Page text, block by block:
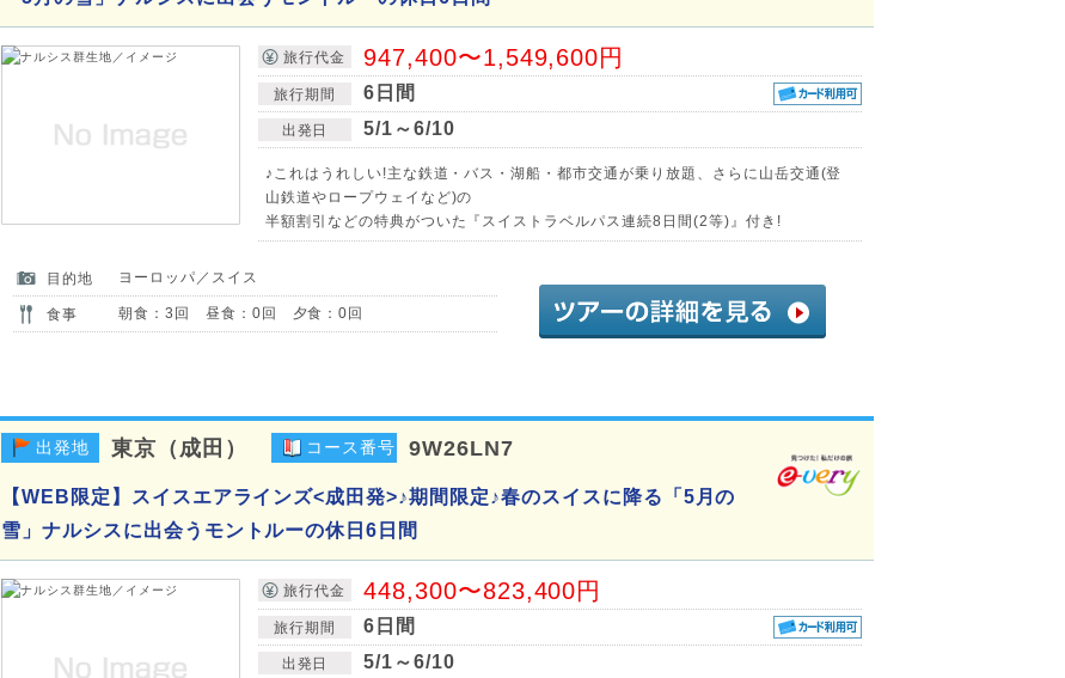
旅行代金 947,400〜1,549,600円
旅行期間 6日間
出発日 5/1～6/10
♪これはうれしい!主な鉄道・バス・湖船・都市交通が乗り放題、さらに山岳交通(登
山鉄道やロープウェイなど)の
半額割引などの特典がついた『スイストラベルパス連続8日間(2等)』付き!
目的地 ヨーロッパ／スイス
食事 朝食：3回 昼食：0回 夕食：0回
出発地 東京（成田） コース番号 9W26LN7
【WEB限定】スイスエアラインズ<成田発>♪期間限定♪春のスイスに降る「5月の
雪」ナルシスに出会うモントルーの休日6日間
旅行代金 448,300〜823,400円
旅行期間 6日間
出発日 5/1～6/10